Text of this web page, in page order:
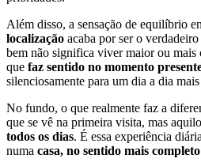
Além disso, a sensação de equilíbrio
localização acaba por ser o
bem não significa viver maior ou mais
que faz sentido no momento
silenciosamente para um dia a dia
No fundo, o que realmente faz a
que se vê na primeira visita, mas
todos os dias. É essa experiência
numa casa, no sentido mais